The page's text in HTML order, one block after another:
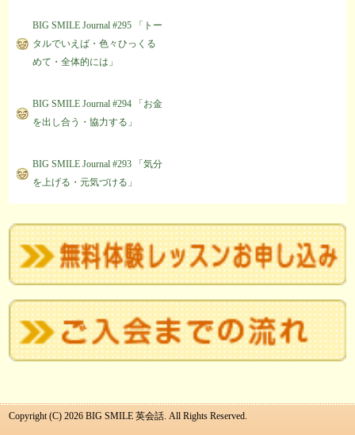
BIG SMILE Journal #295 「トー
タルでいえば・色々ひっくる
めて・全体的には」
BIG SMILE Journal #294 「お金
を出し合う・協力する」
BIG SMILE Journal #293 「気分
を上げる・元気づける」
Copyright (C) 2026 BIG SMILE 英会話. All Rights Reserved.